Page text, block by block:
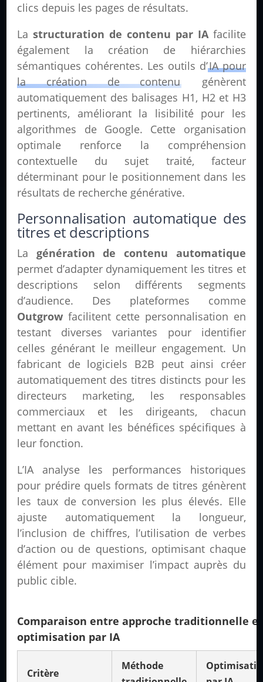
clics depuis les pages de résultats.
Lastructuration de contenu par IAfacilite
également la création de hiérarchies
sémantiques cohérentes. Les outils d’IA pour
la création de contenugénèrent
automatiquement des balisages H1, H2 et H3
pertinents, améliorant la lisibilité pour les
algorithmes de Google. Cette organisation
optimale renforce la compréhension
contextuelle du sujet traité, facteur
déterminant pour le positionnement dans les
résultats de recherche générative.
Personnalisation automatique des
titres et descriptions
La génération de contenu automatique
permet d’adapter dynamiquement les titres et
descriptions selon différents segments
d’audience. Des plateformes comme
Outgrow facilitent cette personnalisation en
testant diverses variantes pour identifier
celles générant le meilleur engagement. Un
fabricant de logiciels B2B peut ainsi créer
automatiquement des titres distincts pour les
directeurs marketing, les responsables
commerciaux et les dirigeants, chacun
mettant en avant les bénéfices spécifiques à
leur fonction.
L’IA analyse les performances historiques
pour prédire quels formats de titres génèrent
les taux de conversion les plus élevés. Elle
ajuste automatiquement la longueur,
l’inclusion de chiffres, l’utilisation de verbes
d’action ou de questions, optimisant chaque
élément pour maximiser l’impact auprès du
public cible.
Comparaison entre approche traditionnelle et
optimisation par IA
Critère
Méthode